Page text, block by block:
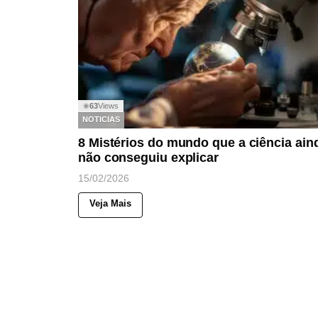
◉63Views
NOTICIAS
8 Mistérios do mundo que a ciência
não conseguiu explicar
15/02/2026
Veja Mais